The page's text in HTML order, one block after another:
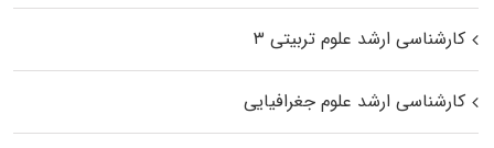
کارشناسی ارشد علوم تربیتی ۳
کارشناسی ارشد علوم جغرافیایی